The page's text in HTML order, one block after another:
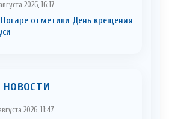
2026, 16:17
отметили День крещения
2026, 11:47